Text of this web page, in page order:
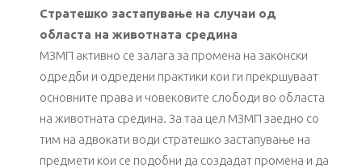
Стратешко застапување на случаи од
областа на животната средина
МЗМП активно се залага за промена на законски
одредби и одредени практики кои ги прекршуваат
основните права и човековите слободи во областа
на животната средина. За таа цел МЗМП заедно со
тим на адвокати води стратешко застапување на
предмети кои се подобни да создадат промена и да